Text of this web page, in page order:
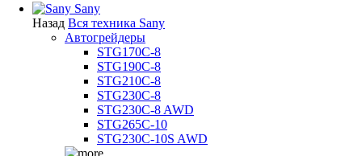
Sany
Назад Вся техника Sany
Автогрейдеры
STG170C-8
STG190C-8
STG210C-8
STG230C-8
STG230C-8 AWD
STG265C-10
STG230C-10S AWD